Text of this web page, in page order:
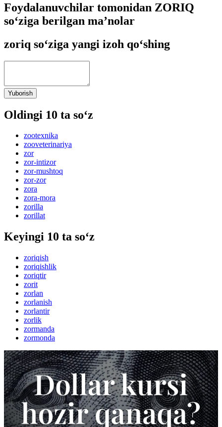
Foydalanuvchilar tomonidan ZORIQ
so‘ziga berilgan ma’nolar
zoriq so‘ziga yangi izoh qo‘shing
Yuborish
Oldingi 10 ta so‘z
zootexnika
zooveterinariya
zor
zor-intizor
zor-mushtoq
zor-zor
zora
zora-mora
zorilla
zorillat
Keyingi 10 ta so‘z
zoriqish
zoriqishlik
zoriqtir
zorit
zorlan
zorlanish
zorlantir
zorlik
zormanda
zormonda